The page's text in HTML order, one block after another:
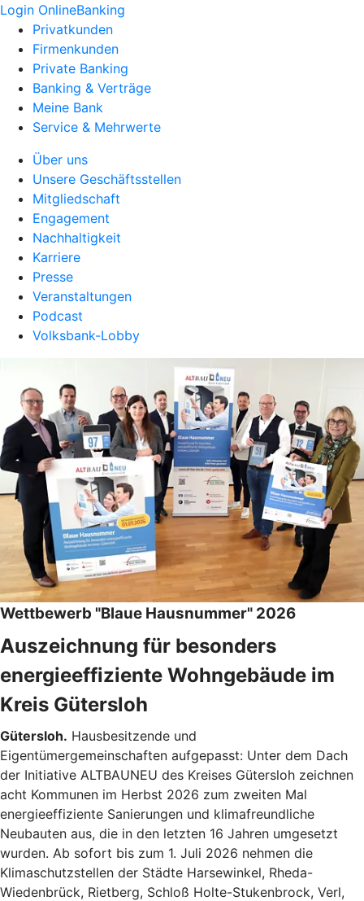
Login OnlineBanking
Privatkunden
Firmenkunden
Private Banking
Banking & Verträge
Meine Bank
Service & Mehrwerte
Über uns
Unsere Geschäftsstellen
Mitgliedschaft
Engagement
Nachhaltigkeit
Karriere
Presse
Veranstaltungen
Podcast
Volksbank-Lobby
Wettbewerb "Blaue Hausnummer" 2026
Auszeichnung für besonders
energieeffiziente Wohngebäude im
Kreis Gütersloh
Gütersloh. Hausbesitzende und
Eigentümergemeinschaften aufgepasst: Unter dem Dach
der Initiative ALTBAUNEU des Kreises Gütersloh zeichnen
acht Kommunen im Herbst 2026 zum zweiten Mal
energieeffiziente Sanierungen und klimafreundliche
Neubauten aus, die in den letzten 16 Jahren umgesetzt
wurden. Ab sofort bis zum 1. Juli 2026 nehmen die
Klimaschutzstellen der Städte Harsewinkel, Rheda-
Wiedenbrück, Rietberg, Schloß Holte-Stukenbrock, Verl,